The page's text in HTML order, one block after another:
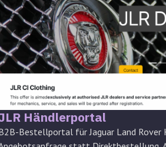
Händlerportal
Bestellportal für Jaguar Land Rover